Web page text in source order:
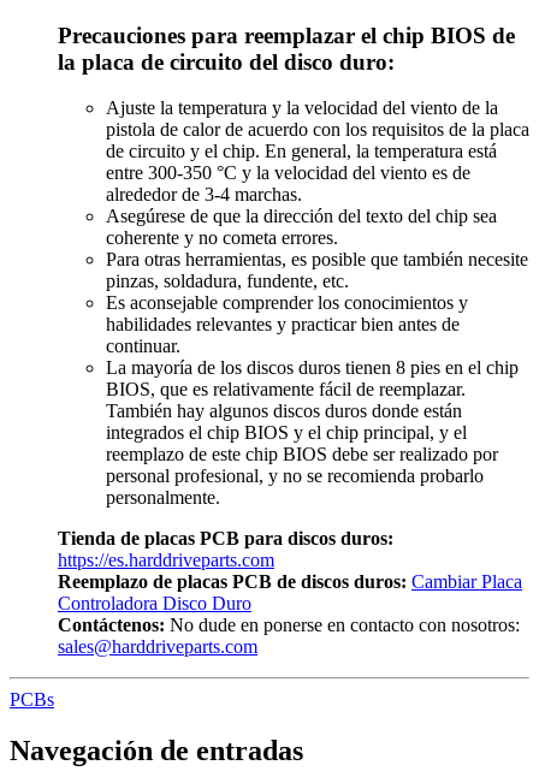
Precauciones para reemplazar el chip BIOS de
la placa de circuito del disco duro:
Ajuste la temperatura y la velocidad del viento de la
pistola de calor de acuerdo con los requisitos de la placa
de circuito y el chip. En general, la temperatura está
entre 300-350 °C y la velocidad del viento es de
alrededor de 3-4 marchas.
Asegúrese de que la dirección del texto del chip sea
coherente y no cometa errores.
Para otras herramientas, es posible que también necesite
pinzas, soldadura, fundente, etc.
Es aconsejable comprender los conocimientos y
habilidades relevantes y practicar bien antes de
continuar.
La mayoría de los discos duros tienen 8 pies en el chip
BIOS, que es relativamente fácil de reemplazar.
También hay algunos discos duros donde están
integrados el chip BIOS y el chip principal, y el
reemplazo de este chip BIOS debe ser realizado por
personal profesional, y no se recomienda probarlo
personalmente.
Tienda de placas PCB para discos duros:
https://es.harddriveparts.com
Reemplazo de placas PCB de discos duros: Cambiar Placa
Controladora Disco Duro
Contáctenos: No dude en ponerse en contacto con nosotros:
sales@harddriveparts.com
PCBs
Navegación de entradas